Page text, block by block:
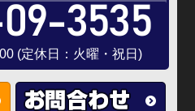
3535
(定休日：火曜・祝日)